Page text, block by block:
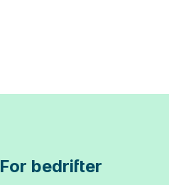
For bedrifter